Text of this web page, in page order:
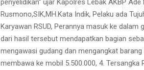
Rusmono,SIK,MH.Kata Indik, Pelaku ada
Karyawan RSUD, Perannya masuk ke
dari hasil tersebut mendapatkan bagian
mengawasi gudang dan mengangkat
membawa ke mobil 5.500.000, 4. Tersangka